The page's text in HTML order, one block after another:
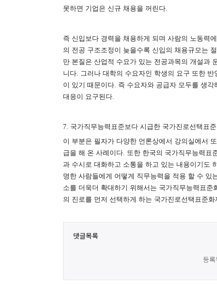
못하면 기업은 신규 채용을 꺼린다
즉 신입보다 경력을 채용하게 되며 사람의 노동력
의 전공 구조조정이 늦을수록 신입의 채용규모는
만 본질은 산업적 수요가 있는 전공과목의 개설과
니다
그러나 대학의 수요자인 학생의 요구 또한
이 있기 때문이다 즉 수요자와 공급자 모두를 생각
대응이 요구된다
7. 국가직무능력표준보다 시급한 국가진로선택표준
이 부분은 필자가 다양한 언론상에서 강의실에서
급을 해 온 사례이다
또한 한국의 국가직무능력표
과 수시로 대화하고 소통을 하고 있는 내용이기도
명한 사람들에게 어떻게 직무능력을 적용 할 수 있
소를 더욱더 확대하기 위해서는 국가직무능력표준
의 진로를 먼저 선택하게 하는 국가진로선택표준
댓글목록
등